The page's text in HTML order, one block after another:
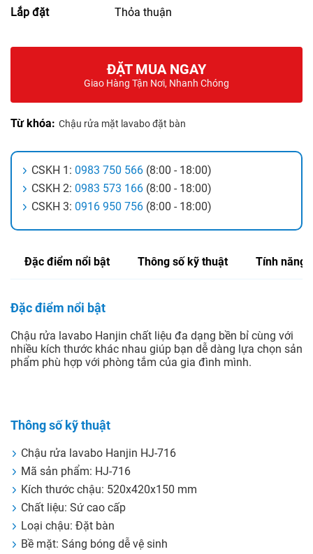
Lắp đặt
Thỏa thuận
ĐẶT MUA NGAY
Giao Hàng Tận Nơi, Nhanh Chóng
Từ khóa: Chậu rửa mặt lavabo đặt bàn
CSKH 1: 0983 750 566 (8:00 - 18:00)
CSKH 2: 0983 573 166 (8:00 - 18:00)
CSKH 3: 0916 950 756 (8:00 - 18:00)
Đặc điểm nổi bật Thông số kỹ thuật Tính năng
Đặc điểm nổi bật
Chậu rửa lavabo Hanjin chất liệu đa dạng bền bỉ cùng với
nhiều kích thước khác nhau giúp bạn dễ dàng lựa chọn sản
phẩm phù hợp với phòng tắm của gia đình mình.
Thông số kỹ thuật
Chậu rửa lavabo Hanjin HJ-716
Mã sản phẩm: HJ-716
Kích thước chậu: 520x420x150 mm
Chất liệu: Sứ cao cấp
Loại chậu: Đặt bàn
Bề mặt: Sáng bóng dễ vệ sinh